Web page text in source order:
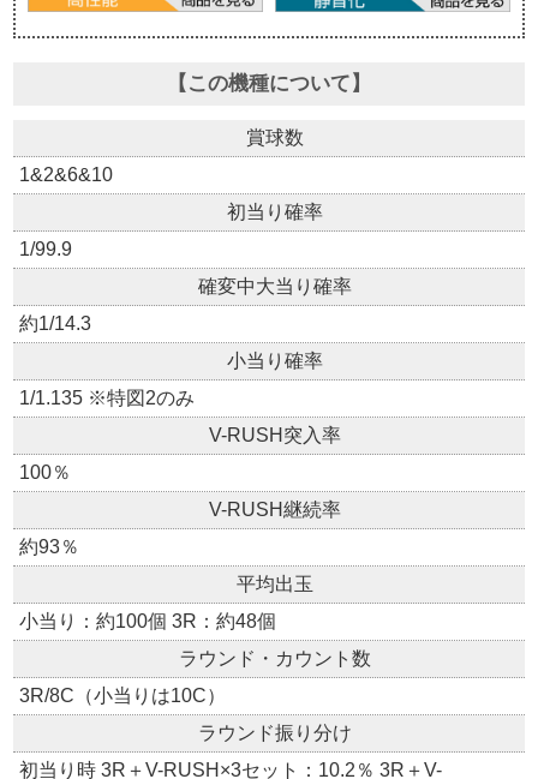
【この機種について】
賞球数
1&2&6&10
初当り確率
1/99.9
確変中大当り確率
約1/14.3
小当り確率
1/1.135 ※特図2のみ
V-RUSH突入率
100％
V-RUSH継続率
約93％
平均出玉
小当り：約100個 3R：約48個
ラウンド・カウント数
3R/8C（小当りは10C）
ラウンド振り分け
初当り時 3R＋V-RUSH×3セット：10.2％ 3R＋V-